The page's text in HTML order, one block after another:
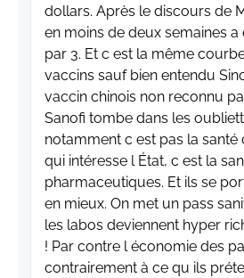
dollars. Après le discours de
en moins de deux semaines
par 3. Et c est la même
vaccins sauf bien entendu
vaccin chinois non reconnu
Sanofi tombe dans les
notamment c est pas la santé
qui intéresse l État, c est la
pharmaceutiques. Et ils se
en mieux. On met un pass
les labos deviennent hyper
! Par contre l économie des
contrairement à ce qu ils